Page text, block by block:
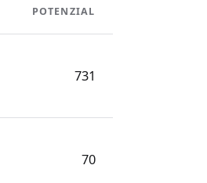
POTENZIAL
731
70